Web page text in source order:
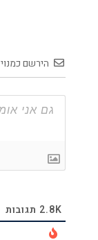
הירשם כמנוי
2.8K תגובות